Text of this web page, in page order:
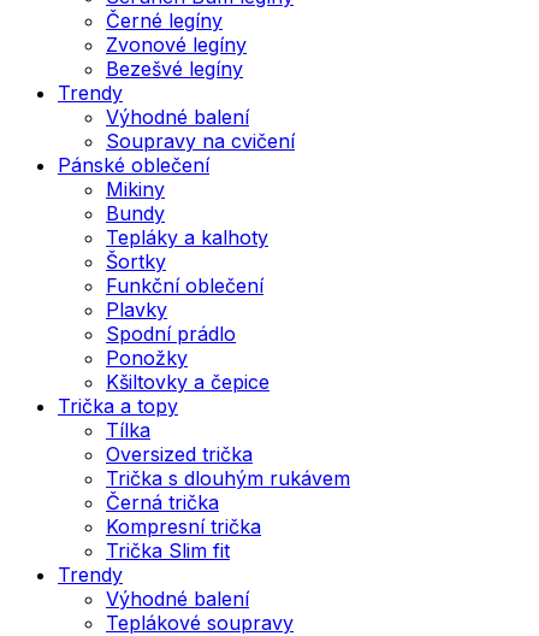
Černé legíny
Zvonové legíny
Bezešvé legíny
Trendy
Výhodné balení
Soupravy na cvičení
Pánské oblečení
Mikiny
Bundy
Tepláky a kalhoty
Šortky
Funkční oblečení
Plavky
Spodní prádlo
Ponožky
Kšiltovky a čepice
Trička a topy
Tílka
Oversized trička
Trička s dlouhým rukávem
Černá trička
Kompresní trička
Trička Slim fit
Trendy
Výhodné balení
Teplákové soupravy